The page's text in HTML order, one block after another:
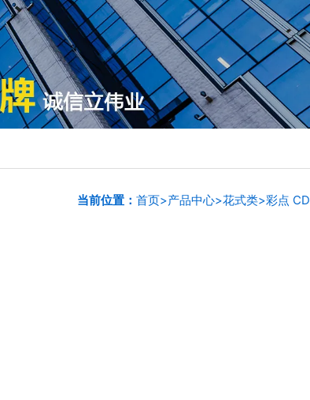
当前位置： 首页>产品中心>花式类>彩点 CD